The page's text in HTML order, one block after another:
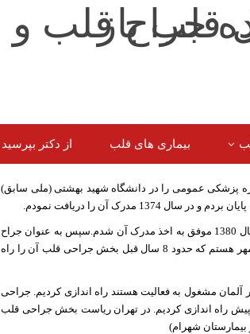
بیماری های قلب از دکتر بپرسید
را از کالج البرز تهران در سال 1362 دریافت کردم. دوره پزشکی عمومی را در دانشگاه شهید بهشتی (ملی سابق)
دورۀ جراحی قلب را در دانشگاه علوم پزشکی ایران ( بیمارستان شهید رجایی) گذراندم و در سال 1380 موفق به اخذ مدرک آن شدم.سپس به عنوان جراح
قلب آزاد مشغول به فعالیت شدم. در تهران جزو هستۀ مرکزی جراحان قلب بیمارستان محب مهر هستم که حدود 8 سال قبل بخش جراحی قلب آن را راه
آلمان مشغول به فعالیت هستند راه اندازی کردیم. جراحی
البرز با همکاری همین همکار در بیمارستان امام خمینی کرج بیش از 10 سال پیش راه اندازی کردیم. در تهران ریاست بخش جراحی قلب
بیمارستان شهرام)